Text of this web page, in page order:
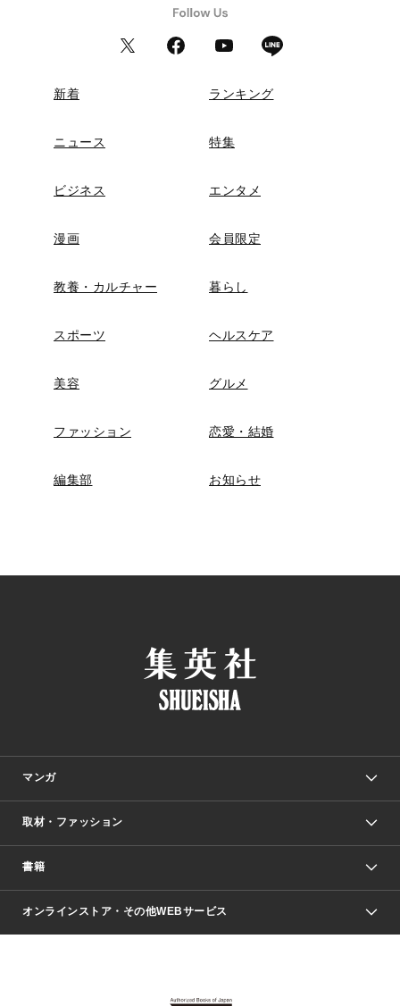
新着 ランキング
ニュース 特集
ビジネス エンタメ
漫画 会員限定
教養・カルチャー 暮らし
スポーツ ヘルスケア
美容 グルメ
ファッション 恋愛・結婚
編集部 お知らせ
マンガ
少年マンガ
Vジャンプ
週刊ヤングジャンプ
取材・ファッション
Seventeen
芸能・情報・スポーツ
書籍
文芸・文庫・総合
オンラインストア・その他WEBサービス